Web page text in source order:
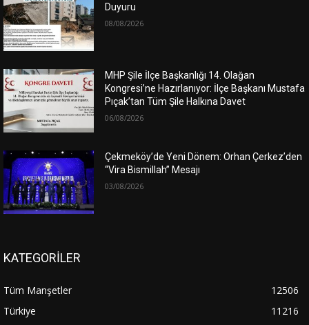
Duyuru
08/08/2026
MHP Şile İlçe Başkanlığı 14. Olağan
Kongresi’ne Hazırlanıyor: İlçe Başkanı Mustafa
Pıçak’tan Tüm Şile Halkına Davet
06/08/2026
Çekmeköy’de Yeni Dönem: Orhan Çerkez’den
“Vira Bismillah” Mesajı
03/08/2026
KATEGORİLER
Tüm Manşetler
12506
Türkiye
11216